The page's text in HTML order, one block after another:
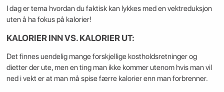
I dag er tema hvordan du faktisk kan lykkes med en vektreduksjon
uten å ha fokus på kalorier!
KALORIER INN VS. KALORIER UT:
Det finnes uendelig mange forskjellige kostholdsretninger og
dietter der ute, men en ting man ikke kommer utenom hvis man vil
ned i vekt er at man må spise færre kalorier enn man forbrenner.